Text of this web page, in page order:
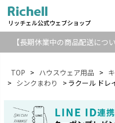
リッチェル公式ウェブショップ
【長期休業中の商品配送につい
TOP ハウスウェア用品
シンクまわり
ラクール ドレ